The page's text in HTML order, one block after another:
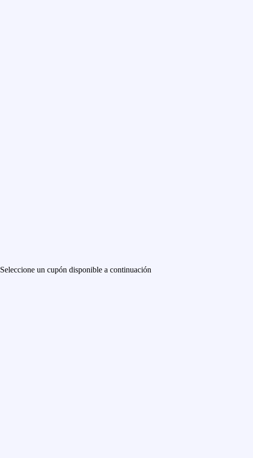
Seleccione un cupón disponible a continuación